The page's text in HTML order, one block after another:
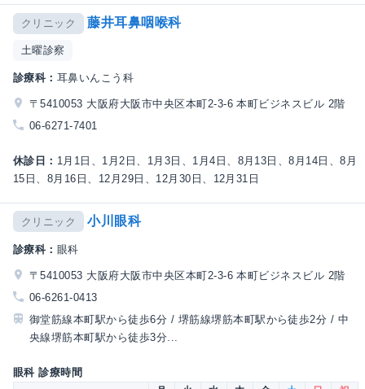
クリニック 藤井耳鼻咽喉科
土曜診察
診療科： 耳鼻いんこう科
〒5410053 大阪府大阪市中央区本町2-3-6 本町ビジネスビル 2階
06-6271-7401
休診日： 1月1日、1月2日、1月3日、1月4日、8月13日、8月14日、8月
15日、8月16日、12月29日、12月30日、12月31日
クリニック 小川眼科
診療科： 眼科
〒5410053 大阪府大阪市中央区本町2-3-6 本町ビジネスビル 2階
06-6261-0413
御堂筋線本町駅から徒歩6分 / 堺筋線堺筋本町駅から徒歩2分 / 中
央線堺筋本町駅から徒歩3分...
眼科 診療時間